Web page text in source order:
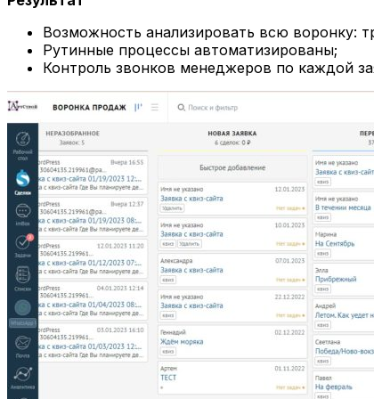
Возможность анализировать всю воронку:
Рутинные процессы автоматизированы;
Контроль звонков менеджеров по каждой